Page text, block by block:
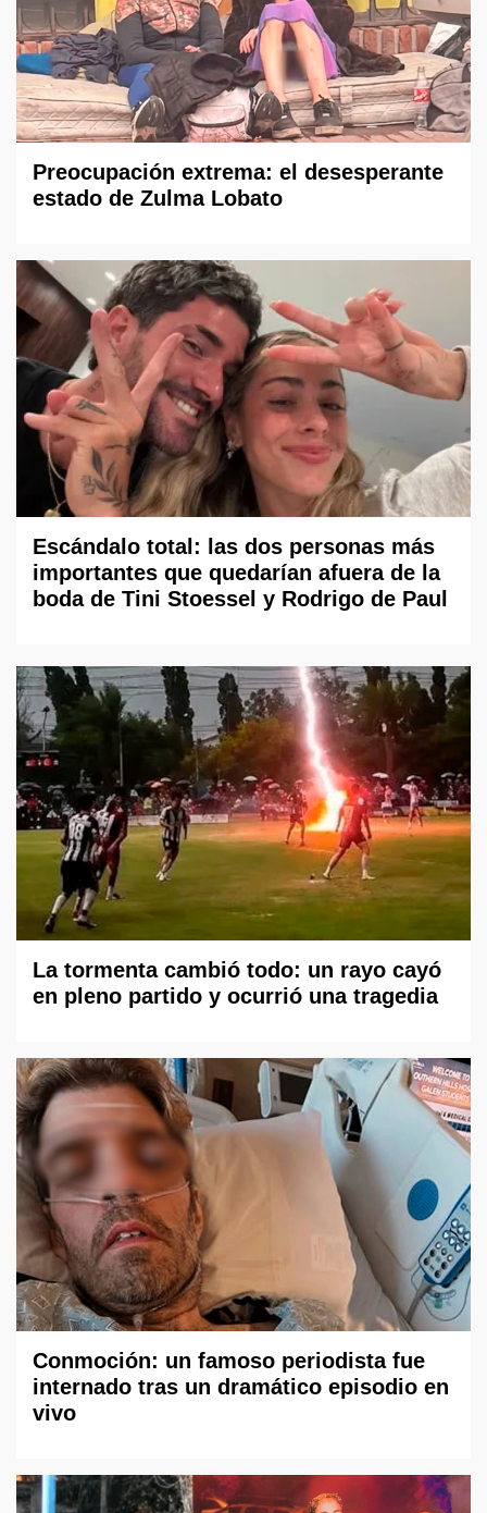
Preocupación extrema: el desesperante
estado de Zulma Lobato
Escándalo total: las dos personas más
importantes que quedarían afuera de la
boda de Tini Stoessel y Rodrigo de Paul
La tormenta cambió todo: un rayo cayó
en pleno partido y ocurrió una tragedia
Conmoción: un famoso periodista fue
internado tras un dramático episodio en
vivo